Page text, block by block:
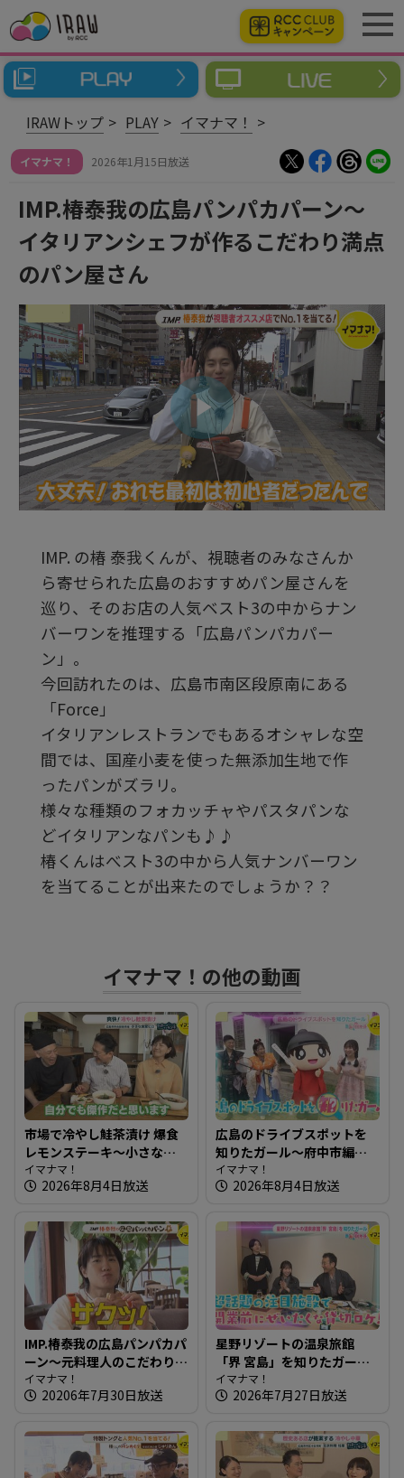
IRAWトップ PLAY イマナマ！
イマナマ！ 2026年1月15日放送
IMP.椿泰我の広島パンパカパーン～
イタリアンシェフが作るこだわり満点
のパン屋さん
ビ
デ
オ
を
再
生
す
る
IMP. の椿 泰我くんが、視聴者のみなさんか
ら寄せられた広島のおすすめパン屋さんを
巡り、そのお店の人気ベスト3の中からナン
バーワンを推理する「広島パンパカパー
ン」。
今回訪れたのは、広島市南区段原南にある
「Force」
イタリアンレストランでもあるオシャレな空
間では、国産小麦を使った無添加生地で作
ったパンがズラリ。
様々な種類のフォカッチャやパスタパンな
どイタリアンなパンも♪♪
椿くんはべスト3の中から人気ナンバーワン
を当てることが出来たのでしょうか？？
イマナマ！の他の動画
市場で冷やし鮭茶漬け 爆食
レモンステーキ～小さな食
堂ヒロ【たまにはそとラン
チ】
イマナマ！
2026年8月4日放送
広島のドライブスポットを
知りたガール～府中市編
【街ネタ！知りたガール】
イマナマ！
2026年8月4日放送
IMP.椿泰我の広島パンパカパ
ーン～元料理人のこだわり
満載！食感が楽しいパン屋
さん
イマナマ！
20206年7月30日放送
星野リゾートの温泉旅館
「界 宮島」を知りたガール
【街ネタ！知りたガール】
イマナマ！
2026年7月27日放送